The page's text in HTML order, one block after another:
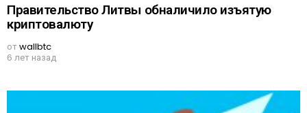
Правительство Литвы обналичило изъятую
криптовалюту
отwallbtc
6 лет назад